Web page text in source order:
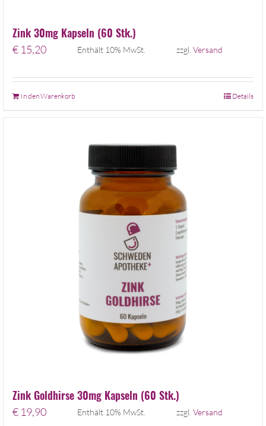
Zink 30mg Kapseln (60 Stk.)
€ 15,20 Enthält 10% MwSt. zzgl. Versand
In den Warenkorb Details
Zink Goldhirse 30mg Kapseln (60 Stk.)
€ 19,90 Enthält 10% MwSt. zzgl. Versand